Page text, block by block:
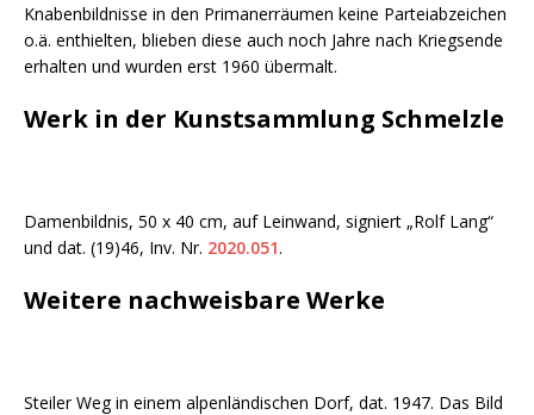
Knabenbildnisse in den Primanerräumen keine Parteiabzeichen
o.ä. enthielten, blieben diese auch noch Jahre nach Kriegsende
erhalten und wurden erst 1960 übermalt.
Werk in der Kunstsammlung Schmelzle
Damenbildnis, 50 x 40 cm, auf Leinwand, signiert „Rolf Lang“
und dat. (19)46, Inv. Nr. 2020.051.
Weitere nachweisbare Werke
Steiler Weg in einem alpenländischen Dorf, dat. 1947. Das Bild